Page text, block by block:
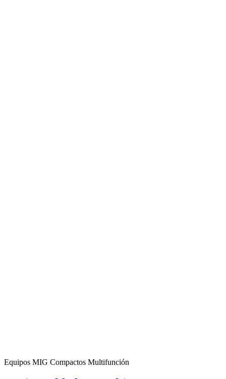
Equipos MIG Compactos Multifunción